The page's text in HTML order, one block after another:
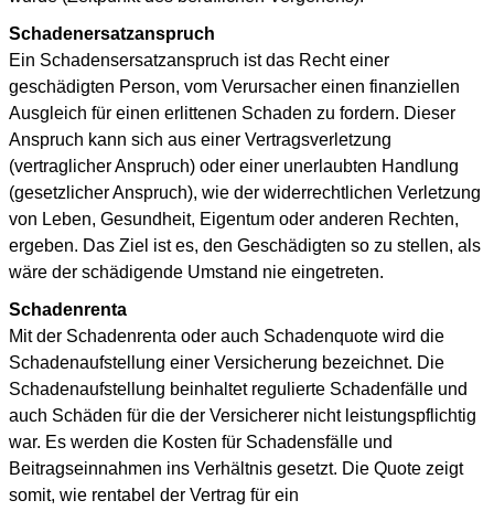
Schadenersatzanspruch
Ein Schadensersatzanspruch ist das Recht einer
geschädigten Person, vom Verursacher einen finanziellen
Ausgleich für einen erlittenen Schaden zu fordern. Dieser
Anspruch kann sich aus einer Vertragsverletzung
(vertraglicher Anspruch) oder einer unerlaubten Handlung
(gesetzlicher Anspruch), wie der widerrechtlichen Verletzung
von Leben, Gesundheit, Eigentum oder anderen Rechten,
ergeben. Das Ziel ist es, den Geschädigten so zu stellen, als
wäre der schädigende Umstand nie eingetreten.
Schadenrenta
Mit der Schadenrenta oder auch Schadenquote wird die
Schadenaufstellung einer Versicherung bezeichnet. Die
Schadenaufstellung beinhaltet regulierte Schadenfälle und
auch Schäden für die der Versicherer nicht leistungspflichtig
war. Es werden die Kosten für Schadensfälle und
Beitragseinnahmen ins Verhältnis gesetzt. Die Quote zeigt
somit, wie rentabel der Vertrag für ein